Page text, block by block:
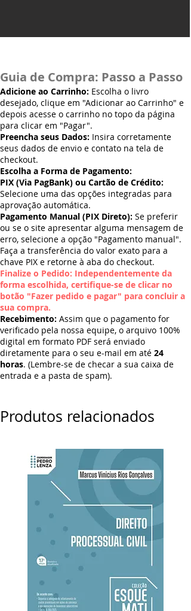
Guia de Compra: Passo a Passo
Adicione ao Carrinho: Escolha o livro
desejado, clique em "Adicionar ao Carrinho" e
depois acesse o carrinho no topo da página
para clicar em "Pagar".
Preencha seus Dados: Insira corretamente
seus dados de envio e contato na tela de
checkout.
Escolha a Forma de Pagamento:
PIX (Via PagBank) ou Cartão de Crédito:
Selecione uma das opções integradas para
aprovação automática.
Pagamento Manual (PIX Direto): Se preferir
ou se o site apresentar alguma mensagem de
erro, selecione a opção "Pagamento manual".
Faça a transferência do valor exato para a
chave PIX e retorne à aba do checkout.
Finalize o Pedido: Independentemente da
forma escolhida, certifique-se de clicar no
botão "Fazer pedido e pagar" para concluir a
sua compra.
Recebimento: Assim que o pagamento for
verificado pela nossa equipe, o arquivo 100%
digital em formato PDF será enviado
diretamente para o seu e-mail em até 24
horas. (Lembre-se de checar a sua caixa de
entrada e a pasta de spam).
Produtos relacionados